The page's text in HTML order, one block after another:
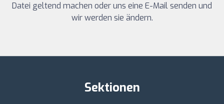
Datei geltend machen oder uns eine E-Mail senden und
wir werden sie ändern.
Sektionen